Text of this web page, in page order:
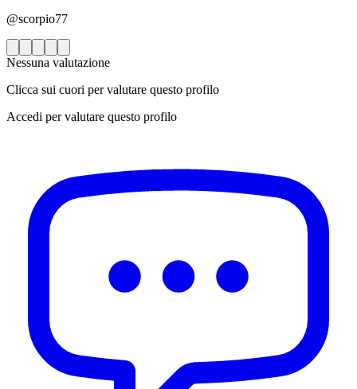
@scorpio77
Nessuna valutazione
Clicca sui cuori per valutare questo profilo
Accedi per valutare questo profilo